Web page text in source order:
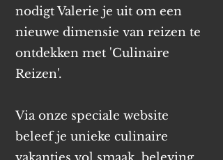
nodigt Valerie je uit om een
nieuwe dimensie van reizen te
ontdekken met 'Culinaire
Reizen'.
Via onze speciale website
beleef je unieke culinaire